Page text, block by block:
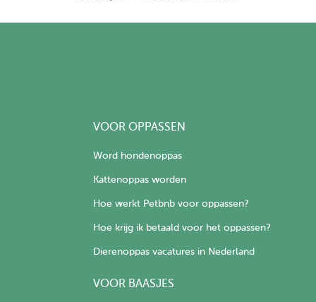
VOOR OPPASSEN
Word hondenoppas
Kattenoppas worden
Hoe werkt Petbnb voor oppassen?
Hoe krijg ik betaald voor het oppassen?
Dierenoppas vacatures in Nederland
VOOR BAASJES